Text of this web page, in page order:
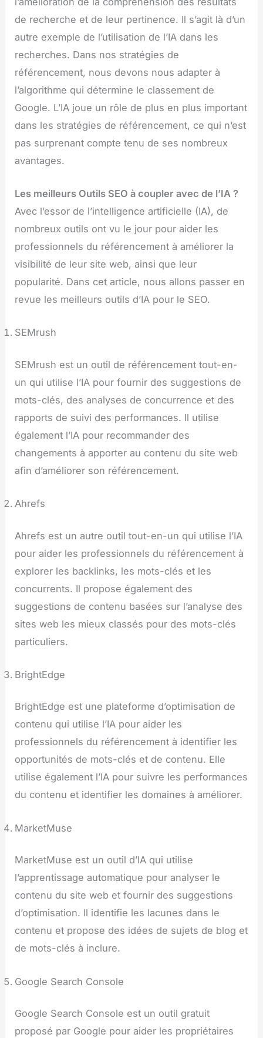
de recherche et de leur pertinence. Il s’agit là d’un
autre exemple de l’utilisation de l’IA dans les
recherches. Dans nos stratégies de
référencement, nous devons nous adapter à
l’algorithme qui détermine le classement de
Google. L’IA joue un rôle de plus en plus important
dans les stratégies de référencement, ce qui n’est
pas surprenant compte tenu de ses nombreux
avantages.
Les meilleurs Outils SEO à coupler avec de l’IA ?
Avec l’essor de l’intelligence artificielle (IA), de
nombreux outils ont vu le jour pour aider les
professionnels du référencement à améliorer la
visibilité de leur site web, ainsi que leur
popularité. Dans cet article, nous allons passer en
revue les meilleurs outils d’IA pour le SEO.
SEMrush
SEMrush est un outil de référencement tout-en-
un qui utilise l’IA pour fournir des suggestions de
mots-clés, des analyses de concurrence et des
rapports de suivi des performances. Il utilise
également l’IA pour recommander des
changements à apporter au contenu du site web
afin d’améliorer son référencement.
Ahrefs
Ahrefs est un autre outil tout-en-un qui utilise l’IA
pour aider les professionnels du référencement à
explorer les backlinks, les mots-clés et les
concurrents. Il propose également des
suggestions de contenu basées sur l’analyse des
sites web les mieux classés pour des mots-clés
particuliers.
BrightEdge
BrightEdge est une plateforme d’optimisation de
contenu qui utilise l’IA pour aider les
professionnels du référencement à identifier les
opportunités de mots-clés et de contenu. Elle
utilise également l’IA pour suivre les performances
du contenu et identifier les domaines à améliorer.
MarketMuse
MarketMuse est un outil d’IA qui utilise
l’apprentissage automatique pour analyser le
contenu du site web et fournir des suggestions
d’optimisation. Il identifie les lacunes dans le
contenu et propose des idées de sujets de blog et
de mots-clés à inclure.
Google Search Console
Google Search Console est un outil gratuit
proposé par Google pour aider les propriétaires